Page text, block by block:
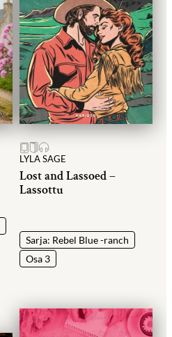
LYLA SAGE
Lost and Lassoed –
Lassottu
Sarja: Rebel Blue -ranch
Osa 3